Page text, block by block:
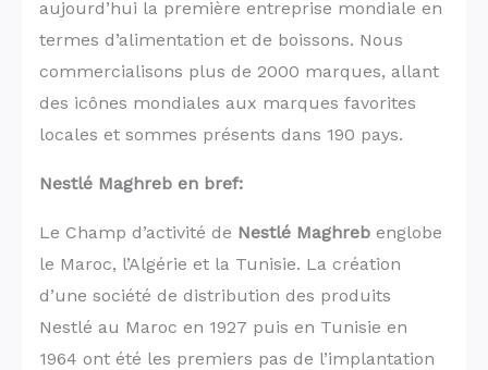
aujourd’hui la première entreprise mondiale en
termes d’alimentation et de boissons. Nous
commercialisons plus de 2000 marques, allant
des icônes mondiales aux marques favorites
locales et sommes présents dans 190 pays.
Nestlé Maghreb en bref:
Le Champ d’activité de Nestlé Maghrebenglobe
le Maroc, l’Algérie et la Tunisie. La création
d’une société de distribution des produits
Nestlé au Maroc en 1927 puis en Tunisie en
1964 ont été les premiers pas de l’implantation